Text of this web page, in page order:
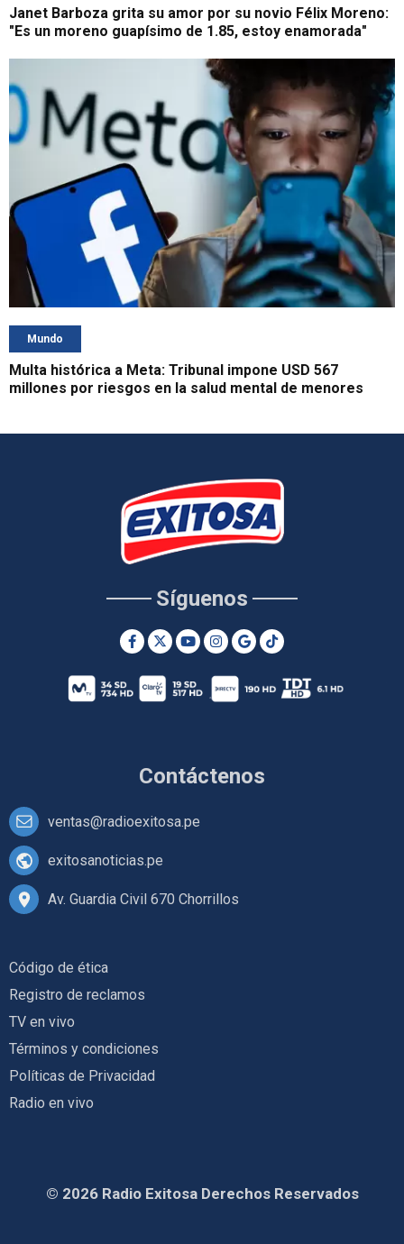
Janet Barboza grita su amor por su novio Félix Moreno:
"Es un moreno guapísimo de 1.85, estoy enamorada"
Mundo
Multa histórica a Meta: Tribunal impone USD 567
millones por riesgos en la salud mental de menores
Contáctenos
ventas@radioexitosa.pe
exitosanoticias.pe
Av. Guardia Civil 670 Chorrillos
Síguenos
Código de ética
Registro de reclamos
TV en vivo
Términos y condiciones
Políticas de Privacidad
Radio en vivo
© 2026 Radio Exitosa Derechos Reservados